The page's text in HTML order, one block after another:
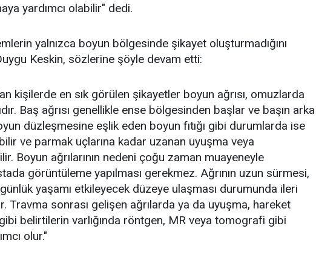
yardımcı olabilir" dedi.
yalnızca boyun bölgesinde şikayet oluşturmadığını
Keskin, sözlerine şöyle devam etti:
kişilerde en sık görülen şikayetler boyun ağrısı, omuzlarda
Baş ağrısı genellikle ense bölgesinden başlar ve başın arka
düzleşmesine eşlik eden boyun fıtığı gibi durumlarda ise
ve parmak uçlarına kadar uzanan uyuşma veya
Boyun ağrılarının nedeni çoğu zaman muayeneyle
görüntüleme yapılması gerekmez. Ağrının uzun sürmesi,
yaşamı etkileyecek düzeye ulaşması durumunda ileri
Travma sonrası gelişen ağrılarda ya da uyuşma, hareket
gibi belirtilerin varlığında röntgen, MR veya tomografi gibi
olur."